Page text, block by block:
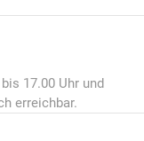
17.00 Uhr und
erreichbar.